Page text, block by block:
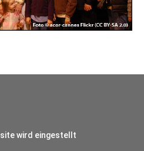
wird eingestellt